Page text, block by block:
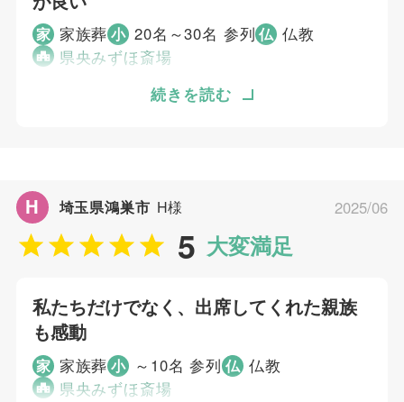
個別評価
お問い合わせ対応
ご葬儀担当者
家 家族葬小 20名～30名 参列仏 仏教
県央みずほ斎場
新しい感覚の葬儀ができそうだったため、むす
入れてくれたことに感謝しています。 家族の
思いがきちんと込められるところが良いと思い
ます。
お問い合わせ対応
事前相談
お迎え対応
続きを読む
5 大変満足
H 埼玉県鴻巣市 H様 2025/06
私たちだけでなく、出席してくれた親族
も感動
家 家族葬小 ～10名 参列 仏 仏教
県央みずほ斎場